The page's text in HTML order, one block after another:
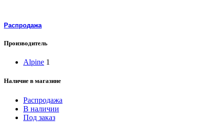
Распродажа
Производитель
Alpine 1
Наличие в магазине
Распродажа
В наличии
Под заказ